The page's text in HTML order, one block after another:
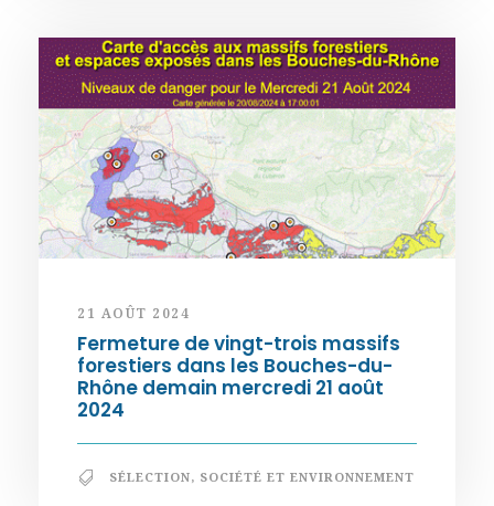
21 AOÛT 2024
Fermeture de vingt-trois massifs
forestiers dans les Bouches-du-
Rhône demain mercredi 21 août
2024
SÉLECTION, SOCIÉTÉ ET ENVIRONNEMENT